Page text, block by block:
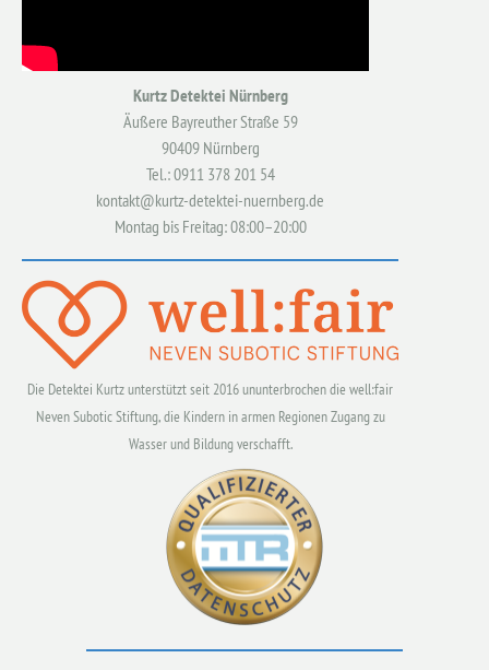
Kurtz Detektei Nürnberg
Äußere Bayreuther Straße 59
90409 Nürnberg
Tel.: 0911 378 201 54
kontakt@kurtz-detektei-nuernberg.de
Montag bis Freitag: 08:00–20:00
Die Detektei Kurtz unterstützt seit 2016 ununterbrochen die well:fair
Neven Subotic Stiftung, die Kindern in armen Regionen Zugang zu
Wasser und Bildung verschafft.